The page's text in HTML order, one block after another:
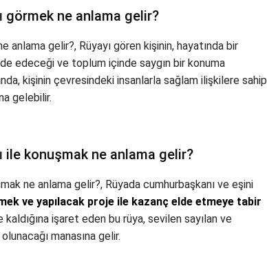
görmek ne anlama gelir?
anlama gelir?, Rüyayı gören kişinin, hayatında bir
edeceği ve toplum içinde saygın bir konuma
kişinin çevresindeki insanlarla sağlam ilişkilere sahip
gelebilir.
ile konuşmak ne anlama gelir?
ne anlama gelir?, Rüyada cumhurbaşkanı ve eşini
ve yapılacak proje ile kazanç elde etmeye tabir
kaldığına işaret eden bu rüya, sevilen sayılan ve
manasına gelir.